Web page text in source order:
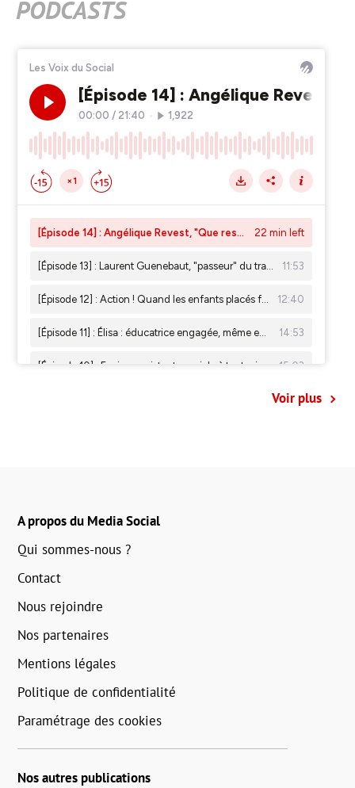
PODCASTS
Voir plus
A propos du Media Social
Qui sommes-nous ?
Contact
Nous rejoindre
Nos partenaires
Mentions légales
Politique de confidentialité
Paramétrage des cookies
Nos autres publications